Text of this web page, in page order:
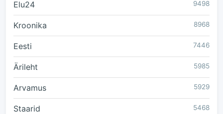
Elu24 9498
Kroonika 8968
Eesti 7446
Ärileht 5985
Arvamus 5929
Staarid 5468